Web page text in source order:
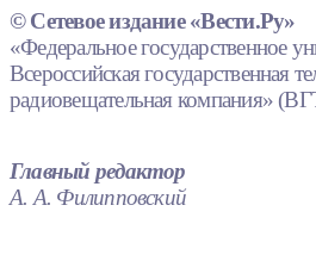
© Сетевое издание «Вести.Ру»
«Федеральное государственное
Всероссийская государственная
радиовещательная компания»
Главный редактор
А. А. Филипповский